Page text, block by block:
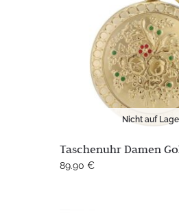
Nicht auf
Taschenuhr Damen
89.90 €